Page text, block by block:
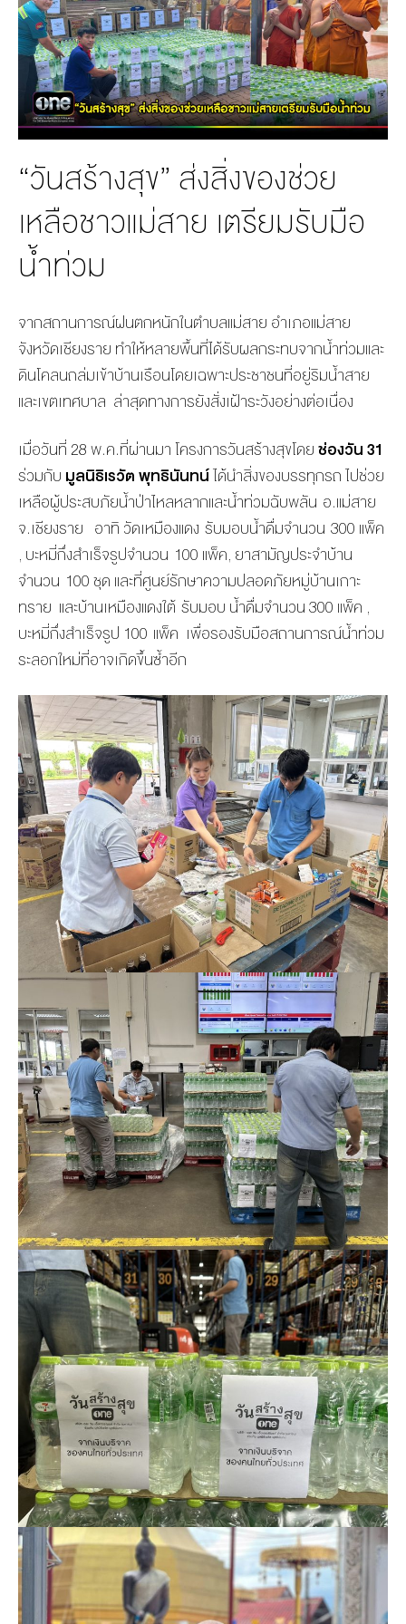
BOARD OF
DIRECTORS
MANAGEMENT
TEAM
ORGANIZATION
CHART
AWARDS
ACTS
STUDIO
“วันสร้างสุข” ส่งสิ่งของช่วย
เหลือชาวแม่สาย เตรียมรับมือ
น้ำท่วม
จากสถานการณ์ฝนตกหนักในตำบลแม่สาย อำเภอแม่สาย
จังหวัดเชียงราย ทำให้หลายพื้นที่ได้รับผลกระทบจากน้ำท่วมและ
ดินโคลนถล่มเข้าบ้านเรือนโดยเฉพาะประชาชนที่อยู่ริมน้ำสาย
และเขตเทศบาล ล่าสุดทางการยังสั่งเฝ้าระวังอย่างต่อเนื่อง
เมื่อวันที่ 28 พ.ค.ที่ผ่านมา โครงการวันสร้างสุขโดยช่องวัน 31
ร่วมกับ มูลนิธิเรวัต พุทธินันทน์ได้นำสิ่งของบรรทุกรถ ไปช่วย
เหลือผู้ประสบภัยน้ำป่าไหลหลากและน้ำท่วมฉับพลัน อ.แม่สาย
จ.เชียงราย อาทิ วัดเหมืองแดง รับมอบน้ำดื่มจำนวน 300 แพ็ค
, บะหมี่กึ่งสำเร็จรูปจำนวน 100 แพ็ค, ยาสามัญประจำบ้าน
จำนวน 100 ชุด และที่ศูนย์รักษาความปลอดภัยหมู่บ้านเกาะ
ทราย และบ้านเหมืองแดงใต้ รับมอบ น้ำดื่มจำนวน 300 แพ็ค ,
บะหมี่กึ่งสำเร็จรูป 100 แพ็ค เพื่อรองรับมือสถานการณ์น้ำท่วม
ระลอกใหม่ที่อาจเกิดขึ้นซ้ำอีก